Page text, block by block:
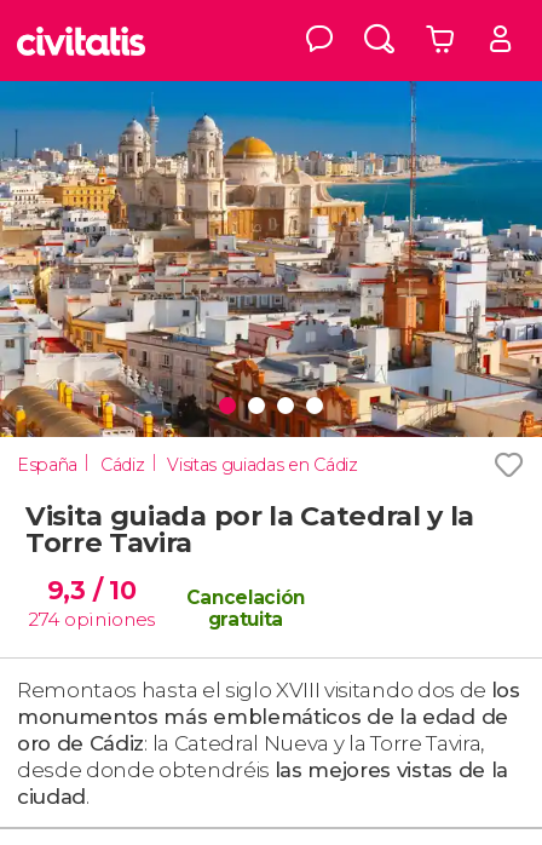
España Cádiz Visitas guiadas en Cádiz
Visita guiada por la Catedral y la
Torre Tavira
9,3 / 10
274 opiniones
Cancelación
gratuita
Remontaos hasta el siglo XVIII visitando dos de los
monumentos más emblemáticos de la edad de
oro de Cádiz: la Catedral Nueva y la Torre Tavira,
desde donde obtendréis las mejores vistas de la
ciudad.